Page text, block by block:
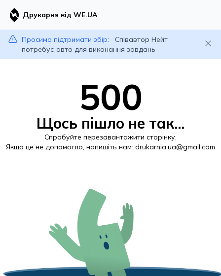
Друкарня від WE.UA
Просимо підтримати збір:
Співавтор Нейт
потребує авто для виконання завдань
500
Щось пішло не так...
Спробуйте перезавантажити сторінку.
Якщо це не допомогло, напишіть нам: drukarnia.ua@gmail.com